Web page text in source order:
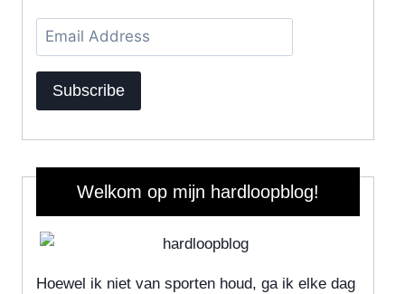
Email
Address
Subscribe
Welkom op mijn hardloopblog!
Hoewel ik niet van sporten houd, ga ik elke dag